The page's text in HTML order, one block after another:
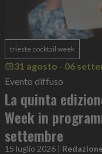
trieste cocktail week
31 agosto - 06
Evento diffuso
La quinta
Week in
settembre
15 luglio 2026 |